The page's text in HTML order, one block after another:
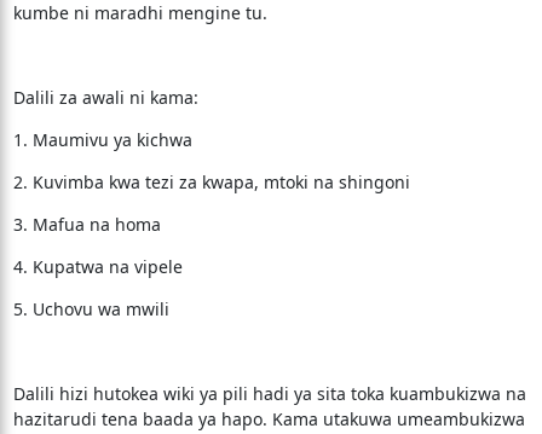
kumbe ni maradhi mengine tu.
Dalili za awali ni kama:
1. Maumivu ya kichwa
2. Kuvimba kwa tezi za kwapa, mtoki na shingoni
3. Mafua na homa
4. Kupatwa na vipele
5. Uchovu wa mwili
Dalili hizi hutokea wiki ya pili hadi ya sita toka kuambukizwa na
hazitarudi tena baada ya hapo. Kama utakuwa umeambukizwa